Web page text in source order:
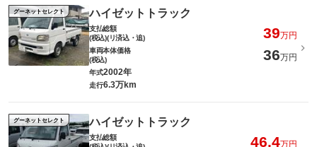
グーネットセレクト ハイゼットトラック
支払総額
(税込)(リ済込・追)
39万円
車両本体価格
(税込)
36万円
年式2002年
走行6.3万km
グーネットセレクト ハイゼットトラック
支払総額
46.4万円